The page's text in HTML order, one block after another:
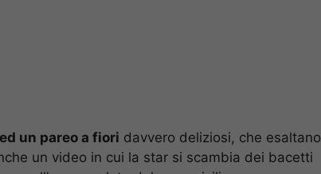
un pareo a fiori davvero deliziosi, che esaltano
un video in cui la star si scambia dei bacetti